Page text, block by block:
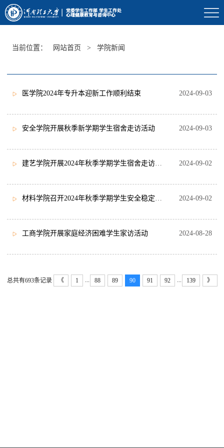
当前位置： 网站首页 > 学院新闻
医学院2024年专升本迎新工作顺利结束 2024-09-03
安全学院开展秋季新学期学生宿舍走访活动 2024-09-03
建艺学院开展2024年秋季学期学生宿舍走访检查活动 2024-09-02
材料学院召开2024年秋季学期学生安全稳定工作会议 2024-09-02
工商学院开展家庭经济困难学生家访活动 2024-08-28
总共有693条记录 《 1 88 89 90 91 92 139 》